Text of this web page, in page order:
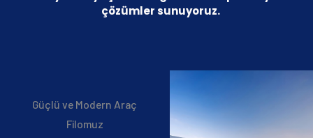
çözümler sunuyoruz.
Güçlü ve Modern Araç
Filomuz